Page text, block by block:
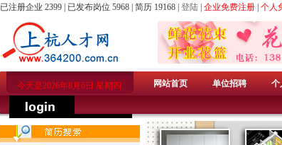
已注册企业 2399 | 已发布岗位 5968 | 简历 19168 | 登陆 企业免费注册 个人
今天是2026年8月6日 星期四 网站首页 单位招聘 个